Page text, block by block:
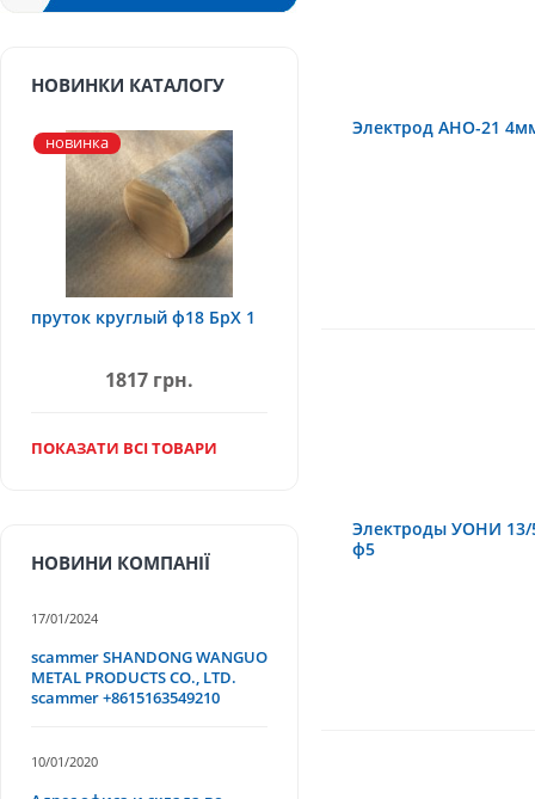
Электрод АНО-21
Электроды УОНИ 13/
ф5
НОВИНКИ КАТАЛОГУ
новинка
пруток круглый ф18 БрХ 1
1817 грн.
ПОКАЗАТИ ВСІ ТОВАРИ
НОВИНИ КОМПАНІЇ
17/01/2024
scammer SHANDONG WANGUO
METAL PRODUCTS CO., LTD.
scammer +8615163549210
10/01/2020